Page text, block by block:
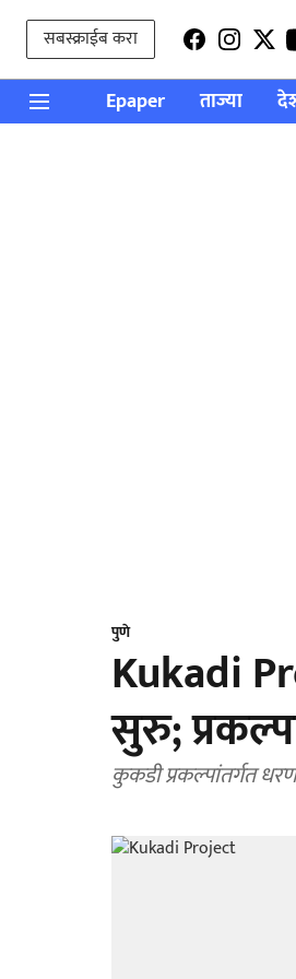
सबस्क्राईब करा
Epaper ताज्या
पुणे
Kukadi
सुरु;
कुकडी प्रकल्पांतर्गत